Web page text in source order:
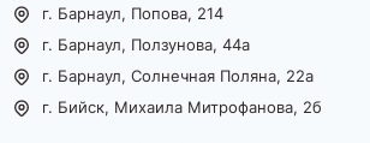
г. Барнаул, Попова, 214
г. Барнаул, Ползунова, 44а
г. Барнаул, Солнечная Поляна, 22а
г. Бийск, Михаила Митрофанова, 2б